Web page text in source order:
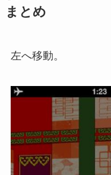
まとめ
左へ移動。